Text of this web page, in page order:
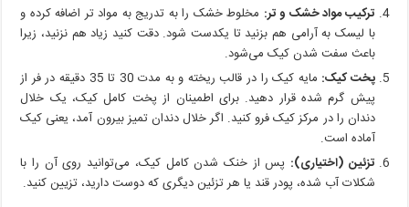
ترکیب مواد خشک و تر: مخلوط خشک را به تدریج به مواد تر اضافه کرده و
با لیسک به آرامی هم بزنید تا یکدست شود. دقت کنید زیاد هم نزنید، زیرا
باعث سفت شدن کیک می‌شود.
پخت کیک:
مایه کیک را در قالب ریخته و به مدت 30 تا 35 دقیقه در فر از
پیش گرم شده قرار دهید. برای اطمینان از پخت کامل کیک، یک خلال
دندان را در مرکز کیک فرو کنید. اگر خلال دندان تمیز بیرون آمد، یعنی کیک
آماده است.
تزئین (اختیاری): پس از خنک شدن کامل کیک، می‌توانید روی آن را با
شکلات آب شده، پودر قند یا هر تزئین دیگری که دوست دارید، تزیین کنید.